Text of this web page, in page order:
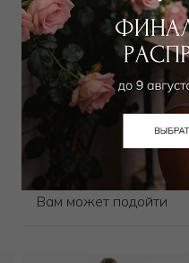
Брюки
33 000 ₽ 20 273 ₽
Вам может подойти